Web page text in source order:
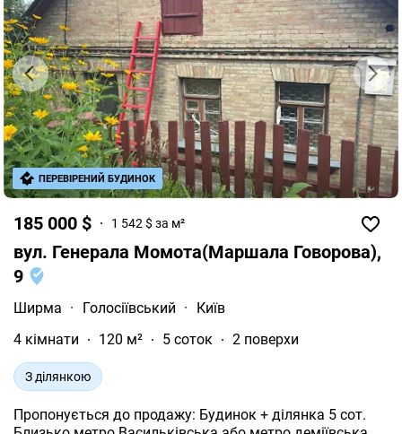
функціональне планування для комфортного життя
родини: Простора кухня для сімейних обідів та
готування. Світла вітальня з великою кількістю
природного світла. Затишні спальні для повноцінного
відпочинку. Ідеальний вибір для тих, хто мріє
поєднати заміський затишок, свіже повітря біля річки
та зручний швидкий доступ до центру столиці.
Телефонуйте зараз, щоб узгодити час перегляду!
185 000 $ 1 542 $ за м²
вул. Генерала Момота(Маршала Говорова),
9
Ширма · Голосіївський ·
Київ
4 кімнати
120 м² 5 соток 2 поверхи
З ділянкою
Пропонується до продажу: Будинок + ділянка 5 сот.
ПЕРЕВІРЕНИЙ БУДИНОК